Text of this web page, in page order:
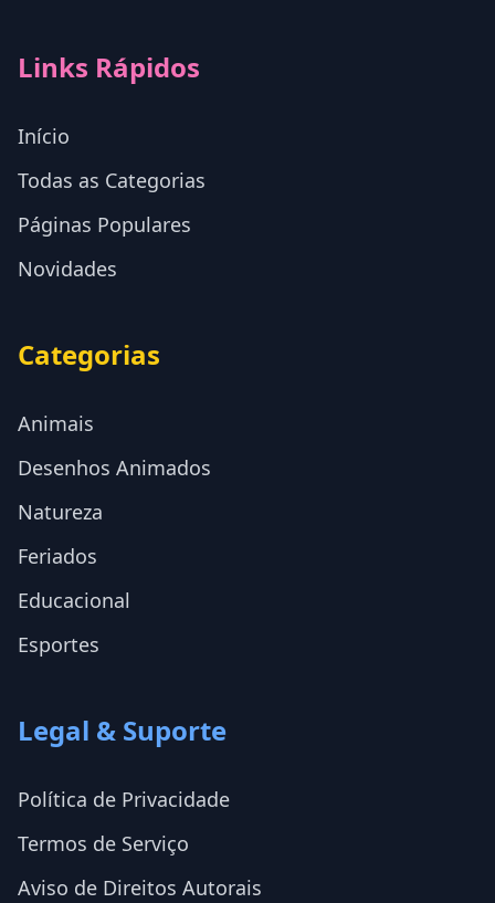
Links Rápidos
Início
Todas as Categorias
Páginas Populares
Novidades
Categorias
Animais
Desenhos Animados
Natureza
Feriados
Educacional
Esportes
Legal & Suporte
Política de Privacidade
Termos de Serviço
Aviso de Direitos Autorais